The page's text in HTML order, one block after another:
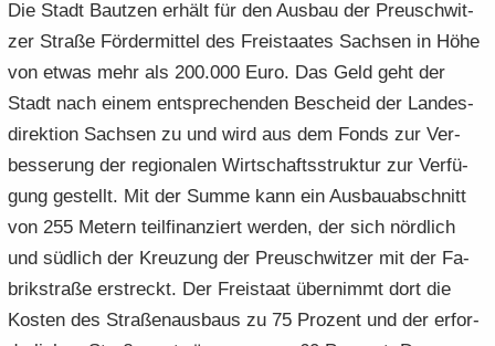
e
n
­
d
a
­
v
g
a
­
o
n
t
i
­
o
e
n
­
N
a
­
v
g
a
­
t
i
­
Die Stadt Baut­zen er­hält für den Aus­bau der Preu­sch­wit­
zer Stra­ße Förder­mittel des Frei­staa­tes Sach­sen in Höhe
von etwas mehr als 200.000 Euro. Das Geld geht der
Stadt nach einem ent­spre­chen­den Be­scheid der Landes­
direktion Sach­sen zu und wird aus dem Fonds zur Ver­
bes­se­rung der regio­nalen Wirt­schafts­struk­tur zur Ver­fü­
gung ge­stellt. Mit der Summe kann ei­n Aus­bau­ab­schnitt
von 255 Me­tern teil­fi­nan­ziert wer­den, der sich nörd­lich
und süd­lich der Kreu­zung der Preu­sch­wit­zer mit der Fa­
brik­stra­ße er­streckt. Der Frei­staat über­nimmt dort die
Kos­ten des Stra­ßen­aus­baus zu 75 Pro­zent und der er­for­
m
a
­
t
o
n